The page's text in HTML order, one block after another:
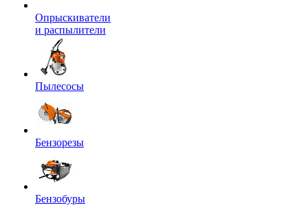
Опрыскиватели
и распылители
Пылесосы
Бензорезы
Бензобуры